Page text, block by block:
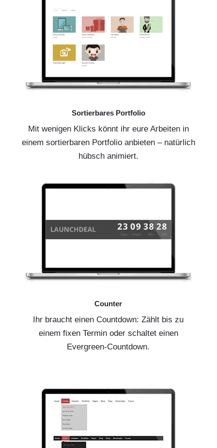
Sortierbares Portfolio
Mit wenigen Klicks könnt ihr eure Arbeiten in
einem sortierbaren Portfolio anbieten – natürlich
hübsch animiert.
Counter
Ihr braucht einen Countdown: Zählt bis zu
einem fixen Termin oder schaltet einen
Evergreen-Countdown.